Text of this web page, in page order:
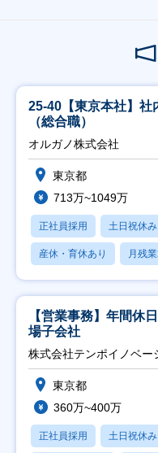
25-40【東京本社】社
（総合職）
オルガノ株式会社
東京都
713万~1049万
正社員採用 土日祝休み
産休・育休あり 月残
【営業事務】年間休
場子会社
株式会社テンポイノベー
東京都
360万~400万
正社員採用 土日祝休み